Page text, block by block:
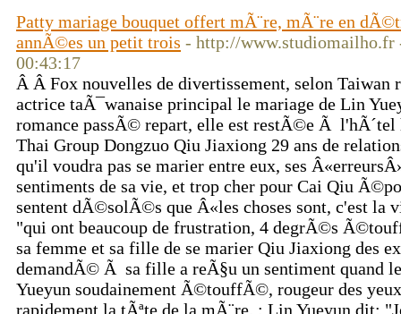
Patty mariage bouquet offert mÃ¨re, mÃ¨re en
annÃ©es un petit trois - http://www.studiomailho.fr
00:43:17
Â Â Fox nouvelles de divertissement, selon Taiwan
actrice taÃ¯wanaise principal le mariage de Lin
romance passÃ© repart, elle est restÃ©e Ã l'hÃ´tel
Thai Group Dongzuo Qiu Jiaxiong 29 ans de
qu'il voudra pas se marier entre eux, ses
sentiments de sa vie, et trop cher pour Cai Qiu
sentent dÃ©solÃ©s que Â«les choses sont, c'est la
"qui ont beaucoup de frustration, 4 degrÃ©s
sa femme et sa fille de se marier Qiu Jiaxiong des
demandÃ© Ã sa fille a reÃ§u un sentiment quand
Yueyun soudainement Ã©touffÃ©, rougeur des
rapidement la tÃªte de la mÃ¨re. ; Lin Yueyun dit: